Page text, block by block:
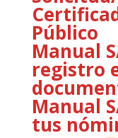
Público
Manual
registro
Manual
tus